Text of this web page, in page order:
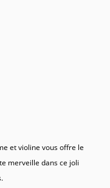
et violine vous offre le
merveille dans ce joli